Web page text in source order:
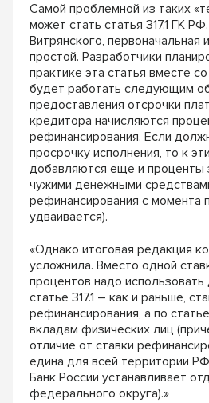
Самой проблемной из таких
может стать статья 317.1 ГК
Витрянского, первоначальная
простой. Разработчики
практике эта статья вместе
будет работать следующим
предоставления отсрочки
кредитора начисляются
рефинансирования. Если
просрочку исполнения, то к
добавляются еще и проценты
чужими денежными
рефинансирования с момента
удваивается).
«Однако итоговая редакция
усложнила. Вместо одной
процентов надо
статье 317.1 – как и раньше,
рефинансирования, а по
вкладам физических лиц
отличие от ставки
едина для всей территории
Банк России устанавливает
федерального округа).»